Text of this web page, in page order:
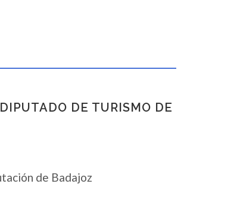
DE TURISMO DE
de Badajoz